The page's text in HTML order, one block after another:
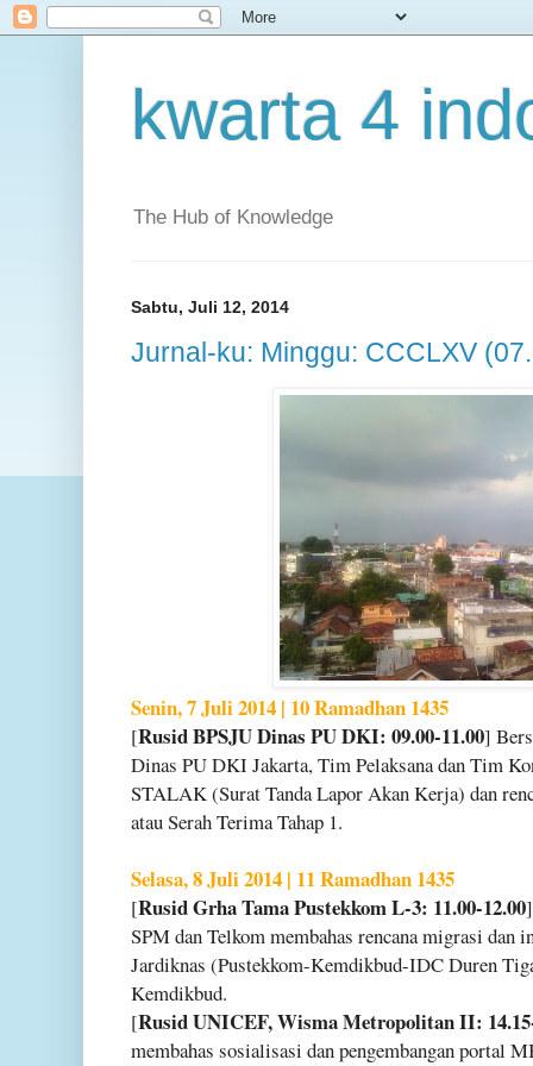
kwarta 4
The Hub of Knowledge
Sabtu, Juli 12, 2014
Jurnal-ku: Minggu: CCCLXV
Senin, 7 Juli 2014 | 10 Ramadhan 1435
[Rusid BPSJU Dinas PU DKI: 09.00-11.00]
Dinas PU DKI Jakarta, Tim Pelaksana dan Tim
STALAK (Surat Tanda Lapor Akan Kerja) dan
atau Serah Terima Tahap 1.
Selasa, 8 Juli 2014 | 11 Ramadhan 1435
[Rusid Grha Tama Pustekkom L-3: 11.00-12.00
SPM dan Telkom membahas rencana migrasi dan
Jardiknas (Pustekkom-Kemdikbud-IDC Duren
Kemdikbud.
[Rusid UNICEF, Wisma Metropolitan II:
membahas sosialisasi dan pengembangan portal